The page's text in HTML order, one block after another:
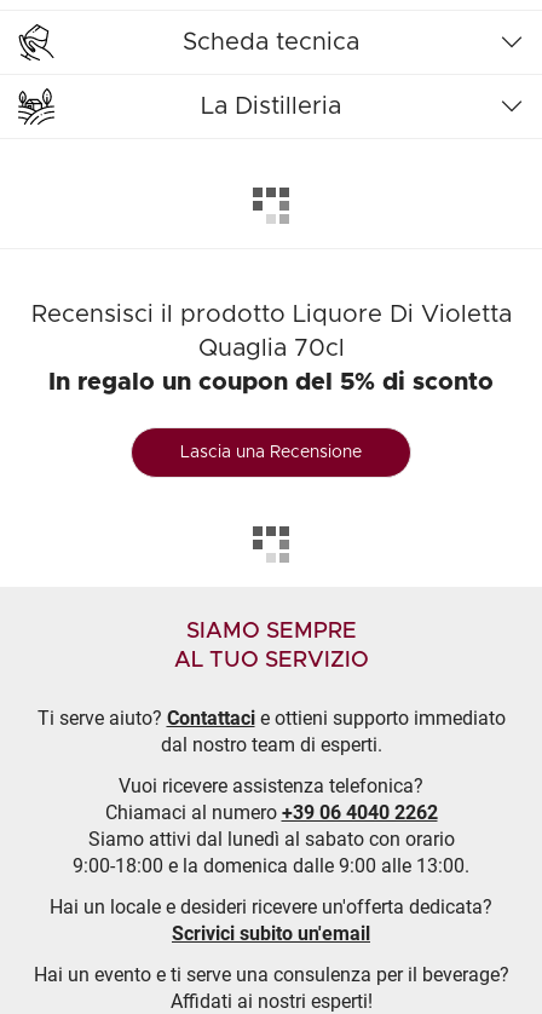
Scheda tecnica
La Distilleria
Recensisci il prodotto Liquore Di Violetta
Quaglia 70cl
In regalo un coupon del 5% di sconto
Lascia una Recensione
SIAMO SEMPRE
AL TUO SERVIZIO
Ti serve aiuto? Contattacie ottieni supporto immediato
dal nostro team di esperti.
Vuoi ricevere assistenza telefonica?
Chiamaci al numero +39 06 4040 2262
Siamo attivi dal lunedì al sabato con orario
9:00-18:00 e la domenica dalle 9:00 alle 13:00.
Hai un locale e desideri ricevere un'offerta dedicata?
Scrivici subito un'email
Hai un evento e ti serve una consulenza per il beverage?
Affidati ai nostri esperti!